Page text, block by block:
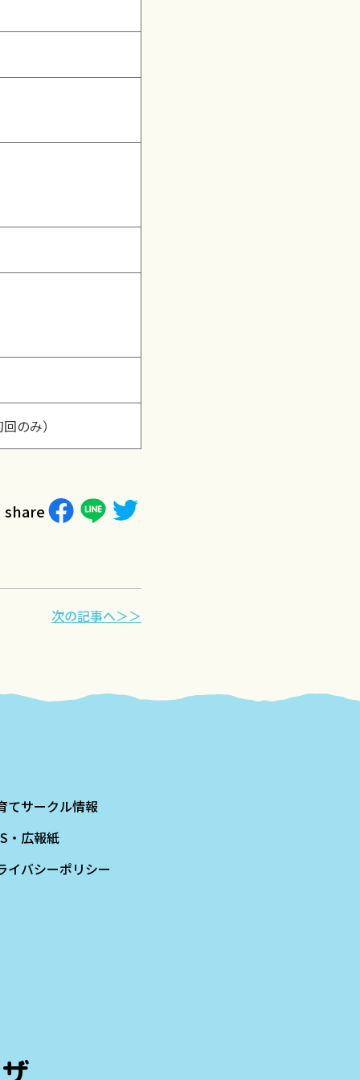
のみ）
share
次の記事へ＞＞
てサークル情報
・広報紙
イバシーポリシー